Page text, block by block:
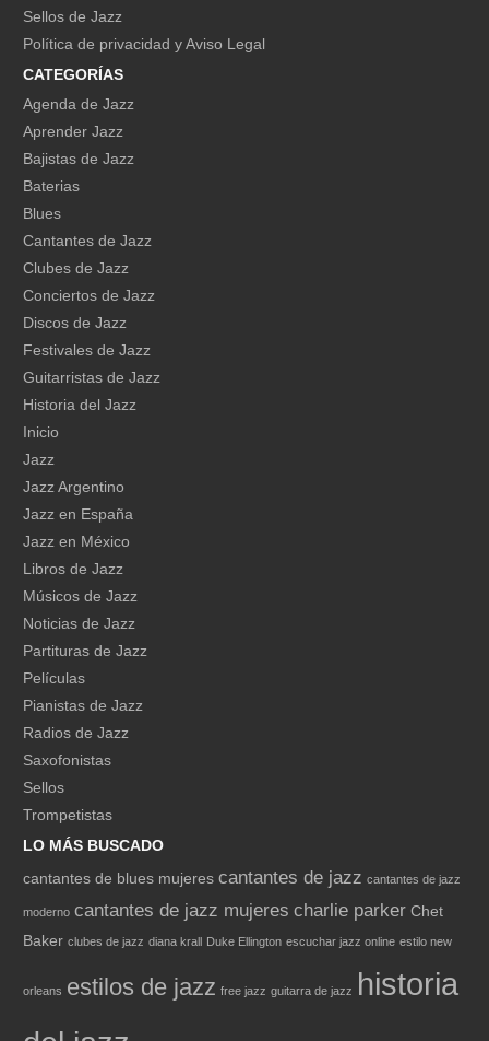
Sellos de Jazz
Política de privacidad y Aviso Legal
CATEGORÍAS
Agenda de Jazz
Aprender Jazz
Bajistas de Jazz
Baterias
Blues
Cantantes de Jazz
Clubes de Jazz
Conciertos de Jazz
Discos de Jazz
Festivales de Jazz
Guitarristas de Jazz
Historia del Jazz
Inicio
Jazz
Jazz Argentino
Jazz en España
Jazz en México
Libros de Jazz
Músicos de Jazz
Noticias de Jazz
Partituras de Jazz
Películas
Pianistas de Jazz
Radios de Jazz
Saxofonistas
Sellos
Trompetistas
LO MÁS BUSCADO
cantantes de blues mujeres cantantes de jazz cantantes de jazz
moderno cantantes de jazz mujeres charlie parker Chet
Baker clubes de jazz diana krall Duke Ellington escuchar jazz online estilo new
orleans estilos de jazz free jazz guitarra de jazz historia